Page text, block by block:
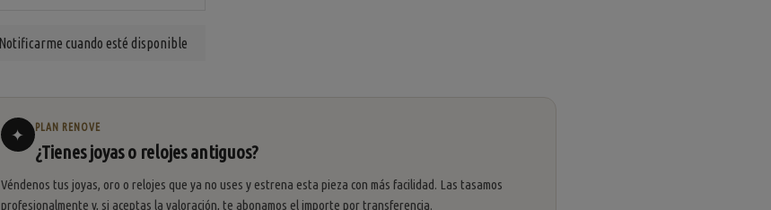
✦ PLAN RENOVE
¿Tienes joyas o relojes antiguos?
Véndenos tus joyas, oro o relojes que ya no uses y estrena esta pieza con más facilidad. Las tasamos
profesionalmente y, si aceptas la valoración, te abonamos el importe por transferencia.